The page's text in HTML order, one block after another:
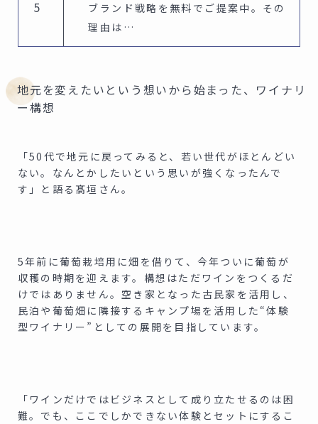
ブランド戦略を無料でご提案中。その
理由は…
地元を変えたいという想いから始まった、ワイナリ
ー構想
「50代で地元に戻ってみると、若い世代がほとんどい
ない。なんとかしたいという思いが強くなったんで
す」と語る髙垣さん。
5年前に葡萄栽培用に畑を借りて、今年ついに葡萄が
収穫の時期を迎えます。構想はただワインをつくるだ
けではありません。空き家となった古民家を活用し、
民泊や葡萄畑に隣接するキャンプ場を活用した“体験
型ワイナリー”としての展開を目指しています。
「ワインだけではビジネスとして成り立たせるのは困
難。でも、ここでしかできない体験とセットにするこ